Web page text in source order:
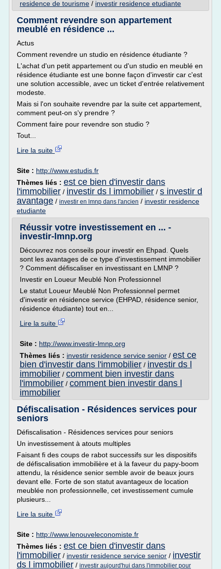
residence de tourisme / investir residence etudiante
Comment revendre son appartement
meublé en résidence ...
Actus
Comment revendre un studio en résidence étudiante ?
L'achat d'un petit appartement ou d'un studio en meublé en
résidence étudiante est une bonne façon d'investir car c'est
une solution accessible, avec un ticket d'entrée relativement
modeste.
Mais si l'on souhaite revendre par la suite cet appartement,
comment peut-on s'y prendre ?
Comment faire pour revendre son studio ?
Tout...
Lire la suite
Site : http://www.estudis.fr
Thèmes liés : est ce bien d'investir dans
l'immobilier / investir ds l immobilier / s investir d
avantage / investir en lmnp dans l'ancien / investir residence
etudiante
Réussir votre investissement en ... -
investir-lmnp.org
Découvrez nos conseils pour investir en Ehpad. Quels
sont les avantages de ce type d'investissement immobilier
? Comment défiscaliser en investissant en LMNP ?
Investir en Loueur Meublé Non Professionnel
Le statut Loueur Meublé Non Professionnel permet
d'investir en résidence service (EHPAD, résidence senior,
résidence étudiante) tout en...
Lire la suite
Site : http://www.investir-lmnp.org
Thèmes liés : investir residence service senior / est ce
bien d'investir dans l'immobilier / investir ds l
immobilier / comment bien investir dans
l'immobilier / comment bien investir dans l
immobilier
Défiscalisation - Résidences services pour
seniors
Défiscalisation - Résidences services pour seniors
Un investissement à atouts multiples
Faisant fi des coups de rabot successifs sur les dispositifs
de défiscalisation immobilière et à la faveur du papy-boom
attendu, la résidence senior semble avoir de beaux jours
devant elle. Forte de son statut avantageux de location
meublée non professionnelle, cet investissement cumule
plusieurs...
Lire la suite
Site : http://www.lenouveleconomiste.fr
Thèmes liés : est ce bien d'investir dans
l'immobilier / investir residence service senior / investir
ds l immobilier / investir aujourd'hui dans l'immobilier pour